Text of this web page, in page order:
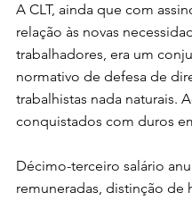
A CLT, ainda que com
relação às novas
trabalhadores, era um
normativo de defesa de
trabalhistas nada naturais.
conquistados com duros
Décimo-terceiro salário
remuneradas, distinção de